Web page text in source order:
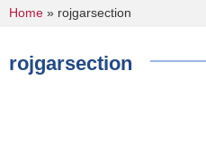
You are here
Home » rojgarsection
rojgarsection